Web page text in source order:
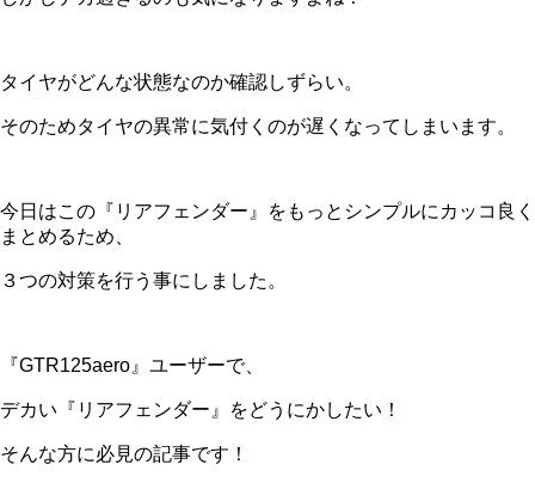
タイヤがどんな状態なのか確認しずらい。
そのためタイヤの異常に気付くのが遅くなってしまいます。
今日はこの『リアフェンダー』をもっとシンプルにカッコ良く
まとめるため、
３つの対策を行う事にしました。
『GTR125aero』ユーザーで、
デカい『リアフェンダー』をどうにかしたい！
そんな方に必見の記事です！